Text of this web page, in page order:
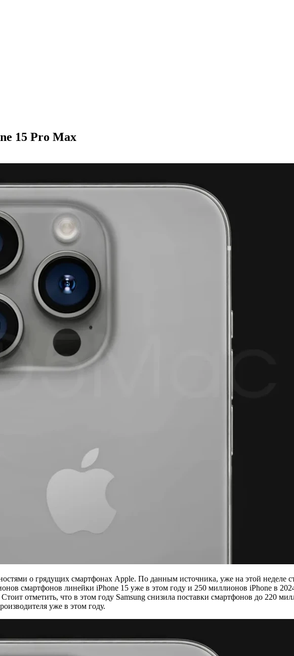
15 Pro Max
о грядущих смартфонах Apple. По данным источника, уже на этой неделе
смартфонов линейки iPhone 15 уже в этом году и 250 миллионов iPhone в
отметить, что в этом году Samsung снизила поставки смартфонов до 220
уже в этом году.